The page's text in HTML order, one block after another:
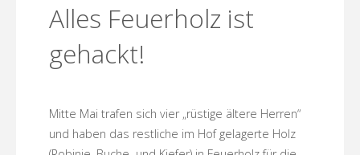
Alles Feuerholz ist
gehackt!
Mitte Mai trafen sich vier „rüstige ältere Herren“
und haben das restliche im Hof gelagerte Holz